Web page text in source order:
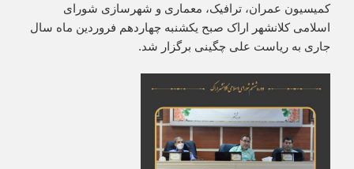
کمیسیون عمران، ترافیک، معماری و شهرسازی شورای
اسلامی کلانشهر اراک صبح یکشنبه چهاردهم فروردین ماه سال
جاری به ریاست علی چگینی برگزار شد.